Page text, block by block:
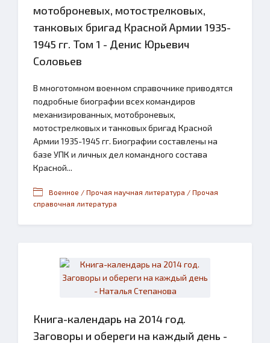
мотоброневых, мотострелковых,
танковых бригад Красной Армии 1935-
1945 гг. Том 1 - Денис Юрьевич
Соловьев
В многотомном военном справочнике приводятся
подробные биографии всех командиров
механизированных, мотоброневых,
мотострелковых и танковых бригад Красной
Армии 1935-1945 гг. Биографии составлены на
базе УПК и личных дел командного состава
Красной...
Военное / Прочая научная литература / Прочая
справочная литература
Книга-календарь на 2014 год.
Заговоры и обереги на каждый день -